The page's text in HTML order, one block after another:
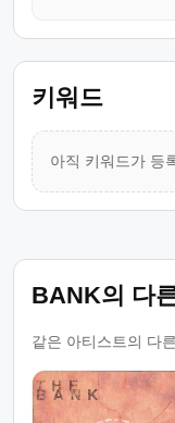
키워드
아직 키워드가 등
BANK의 다
같은 아티스트의 다